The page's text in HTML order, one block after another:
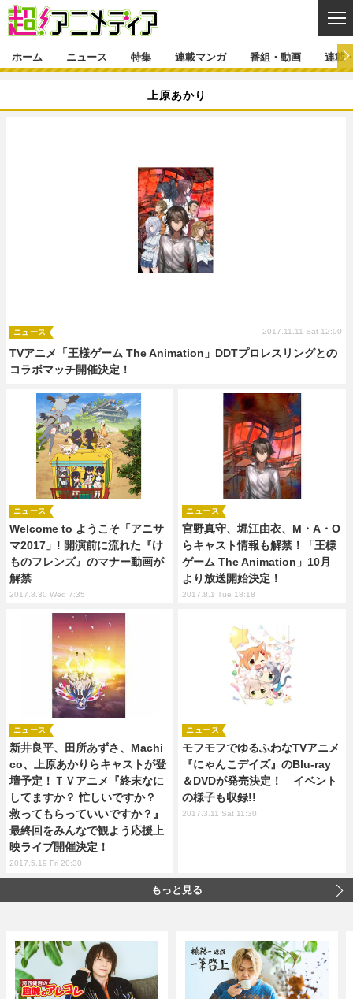
ホーム ニュース 特集 連載マンガ 番組・動画 連載
上原あかり
TVアニメ「王様ゲーム The Animation」DDTプロレスリングとの
コラボマッチ開催決定！
ニュース 2017.11.11 Sat 12:00
Welcome to ようこそ「アニサ
マ2017」! 開演前に流れた『け
ものフレンズ』のマナー動画が
解禁
ニュース
2017.8.30 Wed 7:35
宮野真守、堀江由衣、M・A・O
らキャスト情報も解禁！「王様
ゲーム The Animation」10月
より放送開始決定！
ニュース
2017.8.1 Tue 18:18
新井良平、田所あずさ、Machi
co、上原あかりらキャストが登
壇予定！ＴＶアニメ『終末なに
してますか？ 忙しいですか？
救ってもらっていいですか？』
最終回をみんなで観よう応援上
映ライブ開催決定！
ニュース
2017.5.19 Fri 20:30
モフモフでゆるふわなTVアニメ
『にゃんこデイズ』のBlu-ray
＆DVDが発売決定！ イベント
の様子も収録!!
ニュース
2017.3.11 Sat 11:30
もっと見る